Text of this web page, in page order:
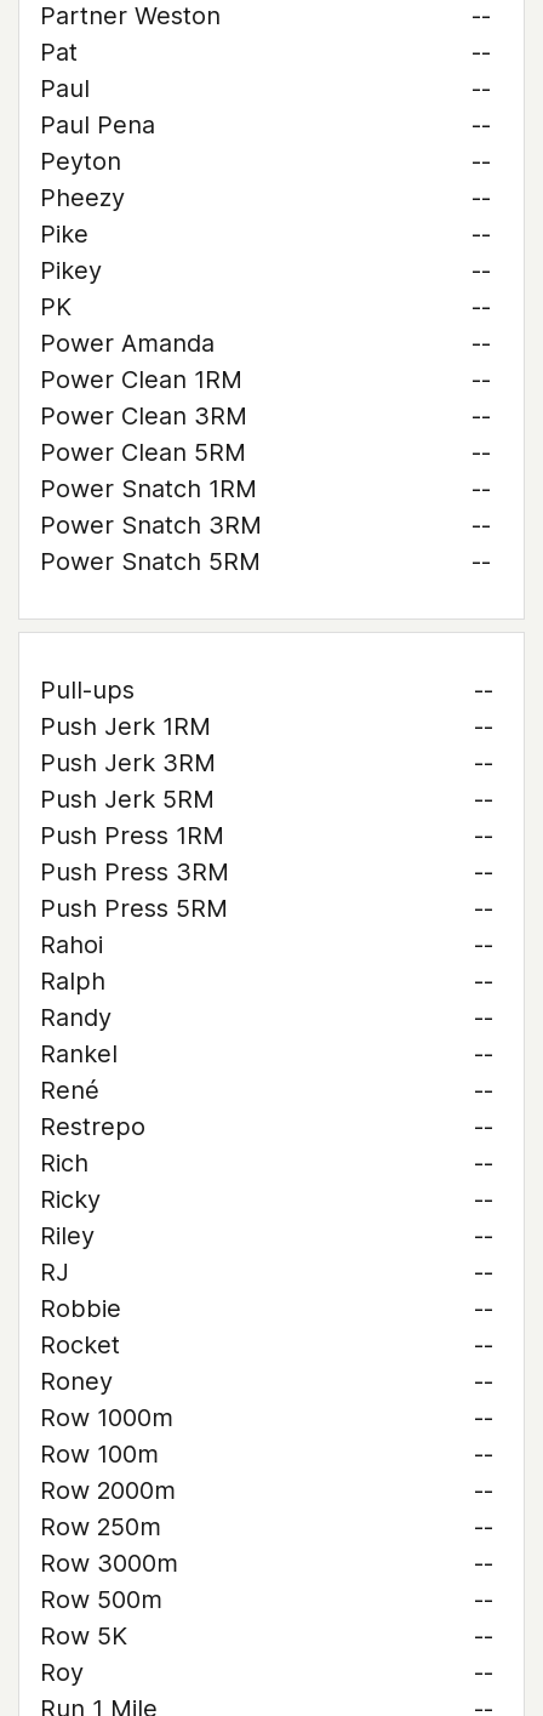
Partner Weston
--
Pat
--
Paul
--
Paul Pena
--
Peyton
--
Pheezy
--
Pike
--
Pikey
--
PK
--
Power Amanda
--
Power Clean 1RM
--
Power Clean 3RM
--
Power Clean 5RM
--
Power Snatch 1RM
--
Power Snatch 3RM
--
Power Snatch 5RM
--
Pull-ups
--
Push Jerk 1RM
--
Push Jerk 3RM
--
Push Jerk 5RM
--
Push Press 1RM
--
Push Press 3RM
--
Push Press 5RM
--
Rahoi
--
Ralph
--
Randy
--
Rankel
--
René
--
Restrepo
--
Rich
--
Ricky
--
Riley
--
RJ
--
Robbie
--
Rocket
--
Roney
--
Row 1000m
--
Row 100m
--
Row 2000m
--
Row 250m
--
Row 3000m
--
Row 500m
--
Row 5K
--
Roy
--
Run 1 Mile
--